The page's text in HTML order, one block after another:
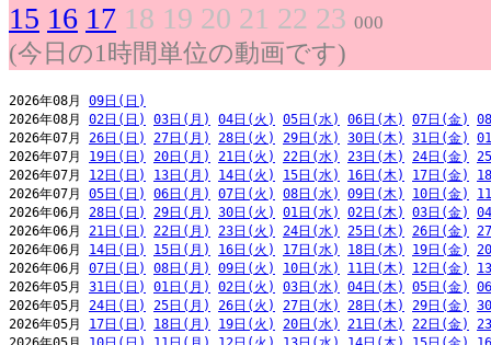
15 16 17 18 19 20 21 22 23 000
(今日の1時間単位の動画です)
2026年08月 09日(日)
2026年08月 02日(日) 03日(月) 04日(火) 05日(水) 06日(木) 07日(金)
2026年07月 26日(日) 27日(月) 28日(火) 29日(水) 30日(木) 31日(金)
2026年07月 19日(日) 20日(月) 21日(火) 22日(水) 23日(木) 24日(金)
2026年07月 12日(日) 13日(月) 14日(火) 15日(水) 16日(木) 17日(金)
2026年07月 05日(日) 06日(月) 07日(火) 08日(水) 09日(木) 10日(金)
2026年06月 28日(日) 29日(月) 30日(火) 01日(水) 02日(木) 03日(金)
2026年06月 21日(日) 22日(月) 23日(火) 24日(水) 25日(木) 26日(金)
2026年06月 14日(日) 15日(月) 16日(火) 17日(水) 18日(木) 19日(金)
2026年06月 07日(日) 08日(月) 09日(火) 10日(水) 11日(木) 12日(金)
2026年05月 31日(日) 01日(月) 02日(火) 03日(水) 04日(木) 05日(金)
2026年05月 24日(日) 25日(月) 26日(火) 27日(水) 28日(木) 29日(金)
2026年05月 17日(日) 18日(月) 19日(火) 20日(水) 21日(木) 22日(金)